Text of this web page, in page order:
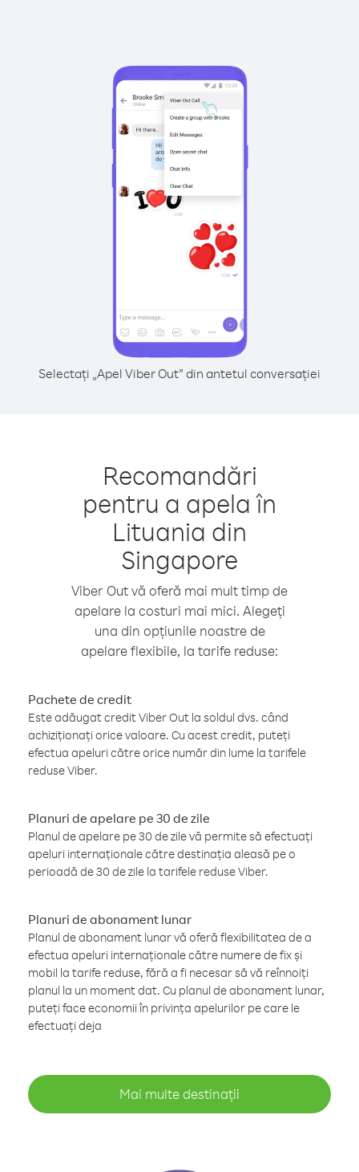
Selectați „Apel Viber Out” din antetul conversației
Recomandări
pentru a apela în
Lituania din
Singapore
Viber Out vă oferă mai mult timp de
apelare la costuri mai mici. Alegeți
una din opțiunile noastre de
apelare flexibile, la tarife reduse:
Pachete de credit
Este adăugat credit Viber Out la soldul dvs. când
achiziționați orice valoare. Cu acest credit, puteți
efectua apeluri către orice număr din lume la tarifele
reduse Viber.
Planuri de apelare pe 30 de zile
Planul de apelare pe 30 de zile vă permite să efectuați
apeluri internaționale către destinația aleasă pe o
perioadă de 30 de zile la tarifele reduse Viber.
Planuri de abonament lunar
Planul de abonament lunar vă oferă flexibilitatea de a
efectua apeluri internaționale către numere de fix și
mobil la tarife reduse, fără a fi necesar să vă reînnoiți
planul la un moment dat. Cu planul de abonament lunar,
puteți face economii în privința apelurilor pe care le
efectuați deja
Mai multe destinații